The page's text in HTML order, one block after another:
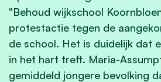
"Behoud wijkschool
protestactie tegen de
de school. Het is duidelijk dat
in het hart treft. Maria-
gemiddeld jongere bevolking